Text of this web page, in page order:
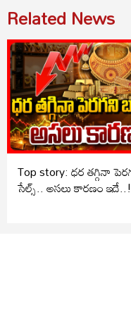
Related News
Top story: ధర తగ్గినా
సేల్స్.. అసలు కారణం ఇదే..!